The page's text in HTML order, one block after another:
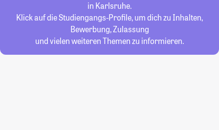
in Karlsruhe.
Klick auf die Studiengangs-Profile, um dich zu Inhalten,
Bewerbung, Zulassung
und vielen weiteren Themen zu informieren.